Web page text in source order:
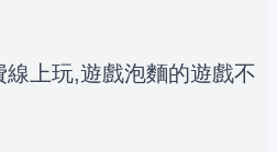
上玩,遊戲泡麵的遊戲不